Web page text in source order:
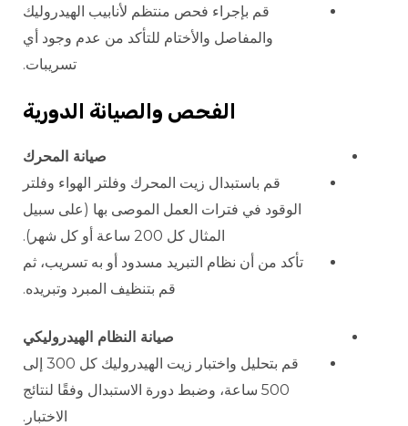
قم بإجراء فحص منتظم لأنابيب الهيدروليك
والمفاصل والأختام للتأكد من عدم وجود أي
تسريبات.
الفحص والصيانة الدورية
صيانة المحرك
قم باستبدال زيت المحرك وفلتر الهواء وفلتر
الوقود في فترات العمل الموصى بها (على سبيل
المثال كل 200 ساعة أو كل شهر).
تأكد من أن نظام التبريد مسدود أو به تسريب، ثم
قم بتنظيف المبرد وتبريده.
صيانة النظام الهيدروليكي
قم بتحليل واختبار زيت الهيدروليك كل 300 إلى
500 ساعة، وضبط دورة الاستبدال وفقًا لنتائج
الاختبار.